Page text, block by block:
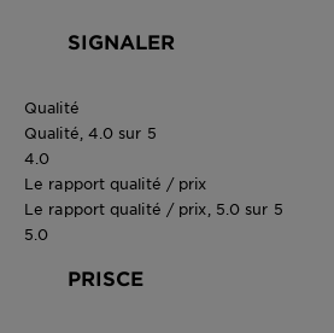
SIGNALER
Qualité
Qualité, 4.0 sur 5
4.0
Le rapport qualité / prix
Le rapport qualité / prix, 5.0 sur 5
5.0
PRISCE